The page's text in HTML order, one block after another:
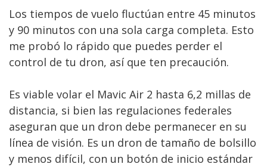
Los tiempos de vuelo fluctúan entre 45 minutos
y 90 minutos con una sola carga completa. Esto
me probó lo rápido que puedes perder el
control de tu dron, así que ten precaución.
Es viable volar el Mavic Air 2 hasta 6,2 millas de
distancia, si bien las regulaciones federales
aseguran que un dron debe permanecer en su
línea de visión. Es un dron de tamaño de bolsillo
y menos difícil, con un botón de inicio estándar